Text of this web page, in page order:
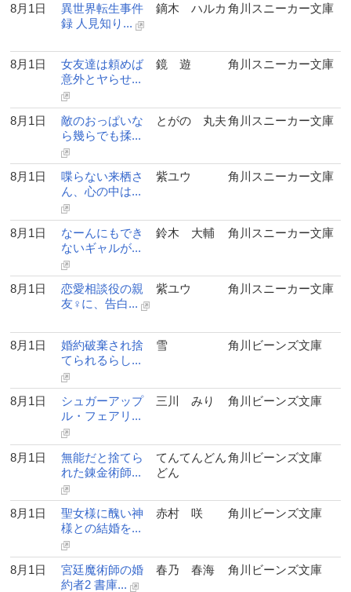
8月1日
異世界転生事件
録 人見知り...
鏑木 ハルカ 角川スニーカー文庫
8月1日
女友達は頼めば
意外とヤらせ...
鏡 遊 角川スニーカー文庫
8月1日
敵のおっぱいな
ら幾らでも揉...
とがの 丸夫角川スニーカー文庫
8月1日
喋らない来栖さ
ん、心の中は...
紫ユウ 角川スニーカー文庫
8月1日
なーんにもでき
ないギャルが...
鈴木 大輔 角川スニーカー文庫
8月1日
恋愛相談役の親
友♀に、告白...
紫ユウ 角川スニーカー文庫
8月1日
婚約破棄され捨
てられるらし...
雪 角川ビーンズ文庫
8月1日
シュガーアップ
ル・フェアリ...
三川 みり 角川ビーンズ文庫
8月1日
無能だと捨てら
れた錬金術師...
てんてんどん
どん
角川ビーンズ文庫
8月1日
聖女様に醜い神
様との結婚を...
赤村 咲 角川ビーンズ文庫
8月1日
宮廷魔術師の婚
約者2 書庫...
春乃 春海 角川ビーンズ文庫